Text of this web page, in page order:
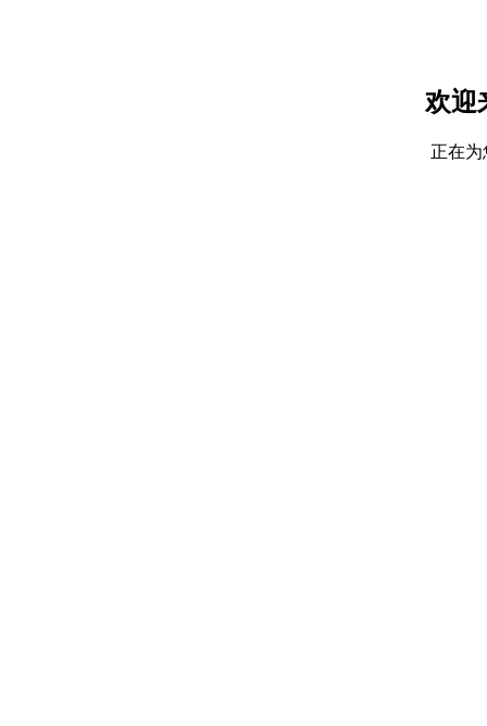
欢迎
正在为